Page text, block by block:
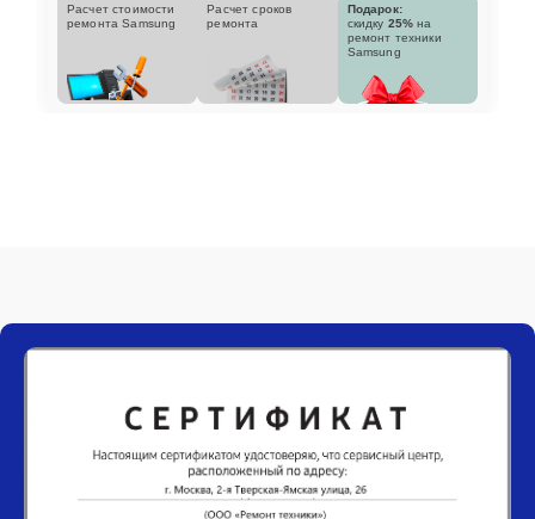
Расчет стоимости
ремонта Samsung
Расчет сроков
ремонта
Подарок:
скидку 25% на
ремонт техники
Samsung